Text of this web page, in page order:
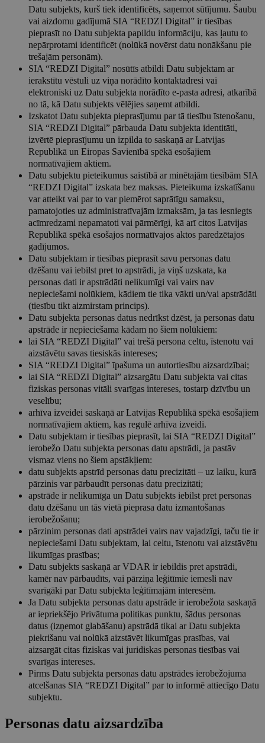
Datu subjekts, kurš tiek identificēts, saņemot sūtījumu. Šaubu
vai aizdomu gadījumā SIA “REDZI Digital” ir tiesības
pieprasīt no Datu subjekta papildu informāciju, kas ļautu to
nepārprotami identificēt (nolūkā novērst datu nonākšanu pie
trešajām personām).
SIA “REDZI Digital” nosūtīs atbildi Datu subjektam ar
ierakstītu vēstuli uz viņa norādīto kontaktadresi vai
elektroniski uz Datu subjekta norādīto e-pasta adresi, atkarībā
no tā, kā Datu subjekts vēlējies saņemt atbildi.
Izskatot Datu subjekta pieprasījumu par tā tiesību īstenošanu,
SIA “REDZI Digital” pārbauda Datu subjekta identitāti,
izvērtē pieprasījumu un izpilda to saskaņā ar Latvijas
Republikā un Eiropas Savienībā spēkā esošajiem
normatīvajiem aktiem.
Datu subjektu pieteikumus saistībā ar minētajām tiesībām SIA
“REDZI Digital” izskata bez maksas. Pieteikuma izskatīšanu
var atteikt vai par to var piemērot saprātīgu samaksu,
pamatojoties uz administratīvajām izmaksām, ja tas iesniegts
acīmredzami nepamatoti vai pārmērīgi, kā arī citos Latvijas
Republikā spēkā esošajos normatīvajos aktos paredzētajos
gadījumos.
Datu subjektam ir tiesības pieprasīt savu personas datu
dzēšanu vai iebilst pret to apstrādi, ja viņš uzskata, ka
personas dati ir apstrādāti nelikumīgi vai vairs nav
nepieciešami nolūkiem, kādiem tie tika vākti un/vai apstrādāti
(tiesību tikt aizmirstam princips).
Datu subjekta personas datus nedrīkst dzēst, ja personas datu
apstrāde ir nepieciešama kādam no šiem nolūkiem:
lai SIA “REDZI Digital” vai trešā persona celtu, īstenotu vai
aizstāvētu savas tiesiskās intereses;
SIA “REDZI Digital” īpašuma un autortiesību aizsardzībai;
lai SIA “REDZI Digital” aizsargātu Datu subjekta vai citas
fiziskas personas vitāli svarīgas intereses, tostarp dzīvību un
veselību;
arhīva izveidei saskaņā ar Latvijas Republikā spēkā esošajiem
normatīvajiem aktiem, kas regulē arhīva izveidi.
Datu subjektam ir tiesības pieprasīt, lai SIA “REDZI Digital”
ierobežo Datu subjekta personas datu apstrādi, ja pastāv
vismaz viens no šiem apstākļiem:
datu subjekts apstrīd personas datu precizitāti – uz laiku, kurā
pārzinis var pārbaudīt personas datu precizitāti;
apstrāde ir nelikumīga un Datu subjekts iebilst pret personas
datu dzēšanu un tās vietā pieprasa datu izmantošanas
ierobežošanu;
pārzinim personas dati apstrādei vairs nav vajadzīgi, taču tie ir
nepieciešami Datu subjektam, lai celtu, īstenotu vai aizstāvētu
likumīgas prasības;
Datu subjekts saskaņā ar VDAR ir iebildis pret apstrādi,
kamēr nav pārbaudīts, vai pārziņa leģitīmie iemesli nav
svarīgāki par Datu subjekta leģitīmajām interesēm.
Ja Datu subjekta personas datu apstrāde ir ierobežota saskaņā
ar iepriekšējo Privātuma politikas punktu, šādus personas
datus (izņemot glabāšanu) apstrādā tikai ar Datu subjekta
piekrišanu vai nolūkā aizstāvēt likumīgas prasības, vai
aizsargāt citas fiziskas vai juridiskas personas tiesības vai
svarīgas intereses.
Pirms Datu subjekta personas datu apstrādes ierobežojuma
atcelšanas SIA “REDZI Digital” par to informē attiecīgo Datu
subjektu.
Personas datu aizsardzība